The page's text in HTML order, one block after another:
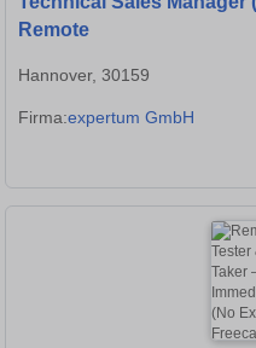
Remote
Hannover, 30159
Firma:expertum GmbH